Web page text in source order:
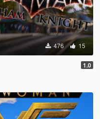
476 15
1.0